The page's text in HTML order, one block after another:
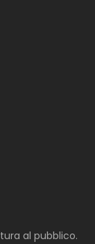
al pubblico.